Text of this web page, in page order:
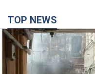
Армія Росії
горіла історична
Фото та відео
Для терору ворог
13 минут назад 31,5 т.